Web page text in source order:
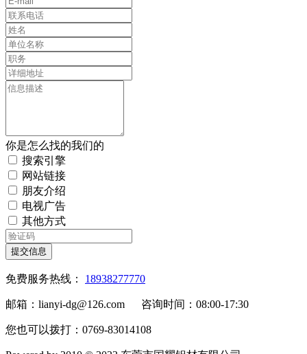
你是怎么找的我们的
搜索引擎
网站链接
朋友介绍
电视广告
其他方式
提交信息
免费服务热线： 18938277770
邮箱：lianyi-dg@126.com 咨询时间：08:00-17:30
您也可以拨打：0769-83014108